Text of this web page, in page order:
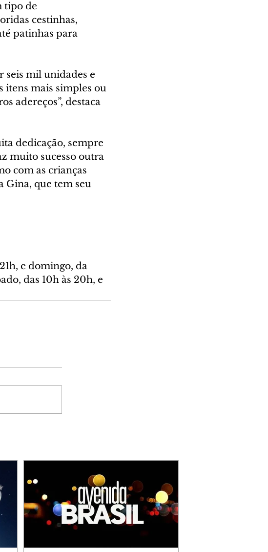
tipo de
cestinhas,
patinhas para
seis mil unidades e
itens mais simples ou
adereços”, destaca
dedicação, sempre
muito sucesso outra
com as crianças
Gina, que tem seu
e domingo, da
das 10h às 20h, e